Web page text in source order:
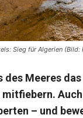
Sieg für Algerien (Bild:
des Meeres
mitfiebern.
– und